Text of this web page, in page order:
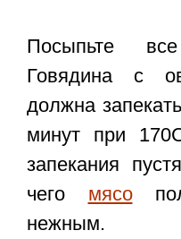
Посыпьте
Говядина с
должна
минут при
запекания
чего мясо
нежным.